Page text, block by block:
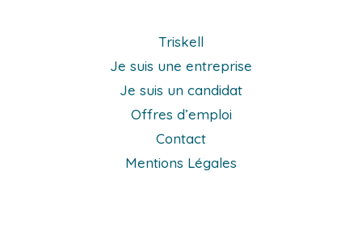
Triskell
Je suis une entreprise
Je suis un candidat
Offres d’emploi
Contact
Mentions Légales